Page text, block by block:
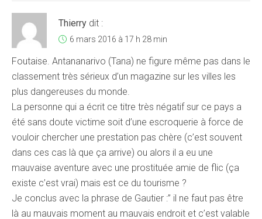
Thierry dit :
6 mars 2016 à 17 h 28 min
Foutaise. Antananarivo (Tana) ne figure même pas dans le
classement très sérieux d’un magazine sur les villes les
plus dangereuses du monde.
La personne qui a écrit ce titre très négatif sur ce pays a
été sans doute victime soit d’une escroquerie à force de
vouloir chercher une prestation pas chère (c’est souvent
dans ces cas là que ça arrive) ou alors il a eu une
mauvaise aventure avec une prostituée amie de flic (ça
existe c’est vrai) mais est ce du tourisme ?
Je conclus avec la phrase de Gautier :” il ne faut pas être
là au mauvais moment au mauvais endroit et c’est valable